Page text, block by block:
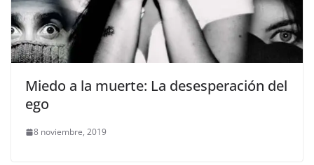
Miedo a la muerte: La desesperación del
ego
8 noviembre, 2019